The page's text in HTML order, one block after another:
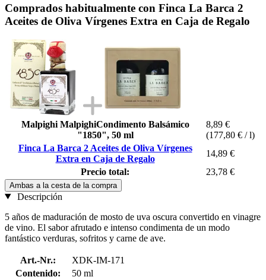
Comprados habitualmente con Finca La Barca 2
Aceites de Oliva Vírgenes Extra en Caja de Regalo
Malpighi MalpighiCondimento Balsámico
"1850", 50 ml
8,89 €
(177,80 € / l)
Finca La Barca 2 Aceites de Oliva Vírgenes
Extra en Caja de Regalo
14,89 €
Precio total:
23,78 €
Ambas a la cesta de la compra
Descripción
5 años de maduración de mosto de uva oscura convertido en vinagre
de vino. El sabor afrutado e intenso condimenta de un modo
fantástico verduras, sofritos y carne de ave.
Art.-Nr.:
XDK-IM-171
Contenido:
50 ml